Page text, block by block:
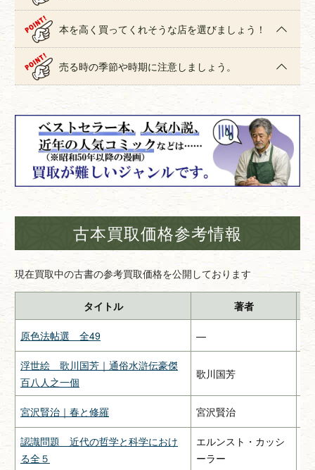
本を高く買ってくれそうな店を選びましょう！
売る時の季節や時期に注意しましょう。
古本買取価格参考情報
現在買取中の古書の参考買取価格を公開しております
タイトル 著者
原色法帖選 全49 —
浮世絵 歌川国芳｜通俗水滸伝豪傑
百八人之一個
歌川国芳
宮沢賢治｜春と修羅 宮沢賢治
認識問題 近代の哲学と科学におけ
る全５
エルンスト・カッシ
ーラー